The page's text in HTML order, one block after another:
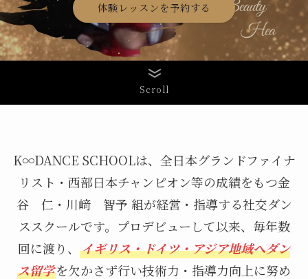
体験レッスンを予約する
Scroll
K∞DANCE SCHOOLは、全日本グランドファイナ
リスト・西部日本チャンピオン等の成績をもつ金
谷 仁・川﨑 智予 組が経営・指導する社交ダン
ススクールです。プロデビューして以来、毎年数
回に渡り、 イギリス・ドイツ・アジア地域へダン
ス留学を欠かさず行い技術力・指導力向上に努め